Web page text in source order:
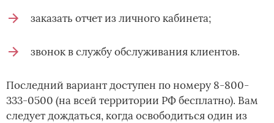
заказать отчет из личного кабинета;
звонок в службу обслуживания клиентов.
Последний вариант доступен по номеру 8-800-
333-0500 (на всей территории РФ бесплатно). Вам
следует дождаться, когда освободиться один из